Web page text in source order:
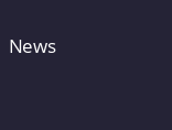
News